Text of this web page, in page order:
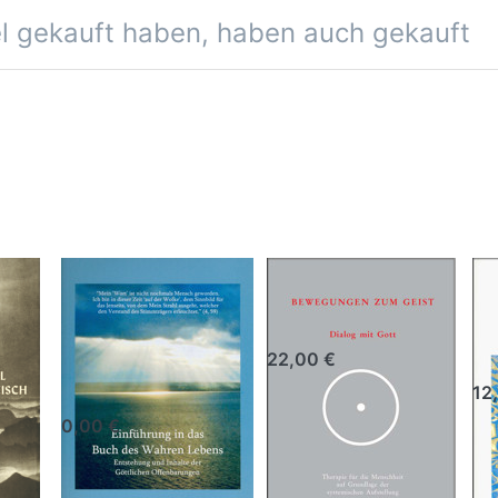
gekauft haben, haben auch gekauft
Einführung
in das Buch
des wahren
Lebens
0,00 €
Bewegungen
zum Geist
22,00 €